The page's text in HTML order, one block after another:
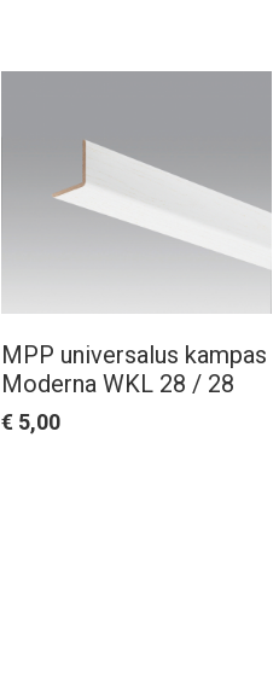
MPP universalus kampas
Moderna WKL 28 / 28
€ 5,00